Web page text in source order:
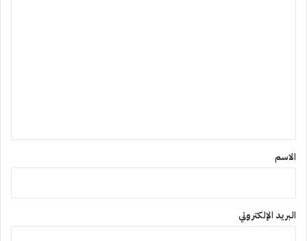
*
الاسم
البريد الإلكتروني